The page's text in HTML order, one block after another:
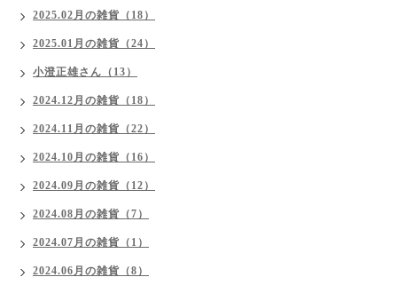
2025.02月の雑貨（18）
2025.01月の雑貨（24）
小澄正雄さん（13）
2024.12月の雑貨（18）
2024.11月の雑貨（22）
2024.10月の雑貨（16）
2024.09月の雑貨（12）
2024.08月の雑貨（7）
2024.07月の雑貨（1）
2024.06月の雑貨（8）